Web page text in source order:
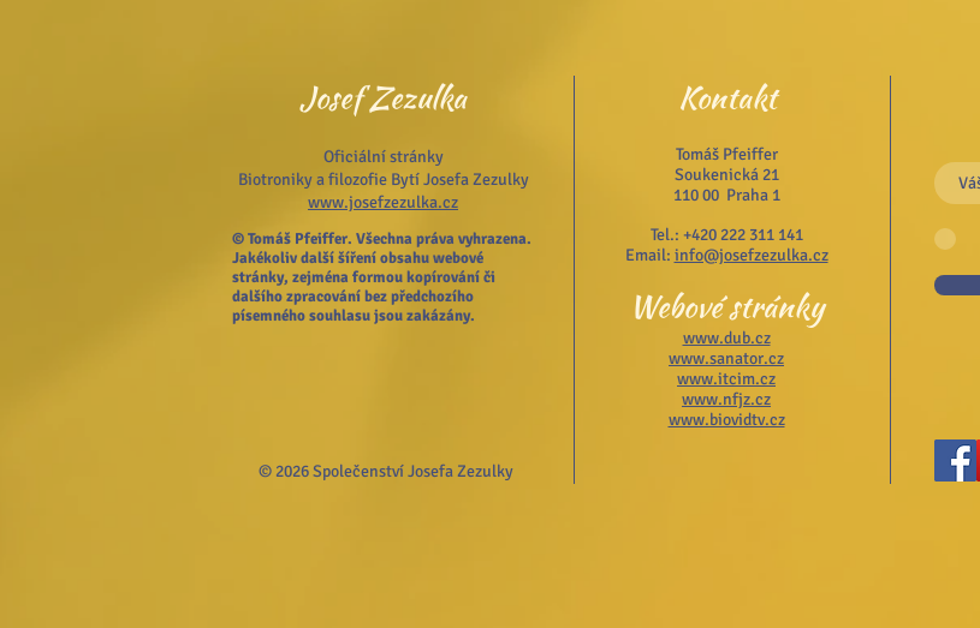
Josef Zezulka
Oficiální stránky
Biotroniky a filozofie Bytí Josefa Zezulky
www.josefzezulka.cz
© Tomáš Pfeiffer. Všechna práva vyhrazena.
Jakékoliv další šíření obsahu webové
stránky, zejména formou kopírování či
dalšího zpracování bez předchozího
písemného souhlasu jsou zakázány.
Kontakt
Tomáš Pfeiffer
Soukenická 21
110 00 Praha 1
Tel.: +420 222 311 141
Email: info@josefzezulka.cz
Webové stránky
www.dub.cz
www.sanator.cz
www.itcim.cz
www.nfjz.cz
www.biovidtv.cz
© 2026 Společenství Josefa Zezulky